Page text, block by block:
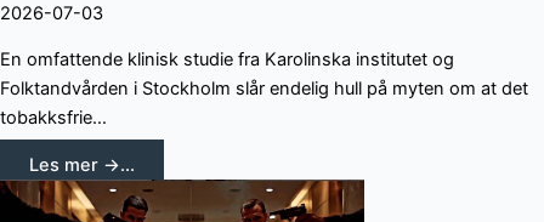
2026-07-03
En omfattende klinisk studie fra Karolinska institutet og
Folktandvården i Stockholm slår endelig hull på myten om at det
tobakksfrie…
Les mer →...